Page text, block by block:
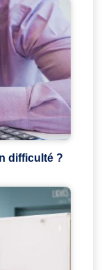
difficulté ?